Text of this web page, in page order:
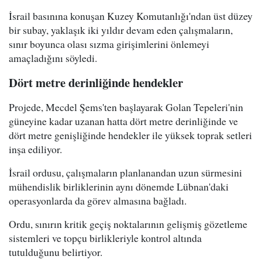
İsrail basınına konuşan Kuzey Komutanlığı'ndan üst düzey
bir subay, yaklaşık iki yıldır devam eden çalışmaların,
sınır boyunca olası sızma girişimlerini önlemeyi
amaçladığını söyledi.
Dört metre derinliğinde hendekler
Projede, Mecdel Şems'ten başlayarak Golan Tepeleri'nin
güneyine kadar uzanan hatta dört metre derinliğinde ve
dört metre genişliğinde hendekler ile yüksek toprak setleri
inşa ediliyor.
İsrail ordusu, çalışmaların planlanandan uzun sürmesini
mühendislik birliklerinin aynı dönemde Lübnan'daki
operasyonlarda da görev almasına bağladı.
Ordu, sınırın kritik geçiş noktalarının gelişmiş gözetleme
sistemleri ve topçu birlikleriyle kontrol altında
tutulduğunu belirtiyor.